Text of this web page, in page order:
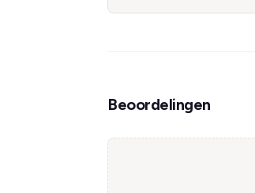
Beoordelingen